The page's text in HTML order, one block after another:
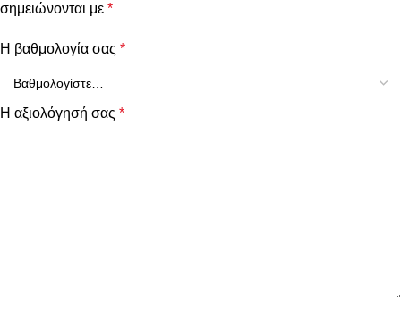
σημειώνονται με *
Η βαθμολογία σας *
Η αξιολόγησή σας *